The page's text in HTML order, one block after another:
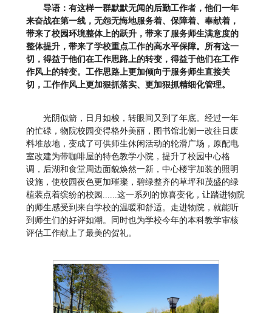
导语： 有这样一群默默无闻的后勤工作者，他们一年
来奋战在第一线，无怨无悔地服务着、保障着、奉献着，
带来了校园环境整体上的跃升，带来了服务师生满意度的
整体提升，带来了学校重点工作的高水平保障。所有这一
切，得益于他们在工作思路上的转变，得益于他们在工作
作风上的转变。工作思路上更加倾向于服务师生直接关
切，工作作风上更加狠抓落实、更加狠抓精细化管理。
光阴似箭，日月如梭，转眼间又到了年底。经过一年
的忙碌，物院校园变得格外美丽，图书馆北侧一改往日废
料堆放地，变成了可供师生休闲活动的轮滑广场，原配电
室改建为带咖啡屋的特色教学小院，提升了校园中心格
调，后湖和食堂周边面貌焕然一新，中心楼宇加装的照明
设施，使校园夜色更加璀璨，碧绿整齐的草坪和茂盛的绿
植装点着缤纷的校园......这一系列的惊喜变化，让踏进物院
的师生感受到来自学校的温暖和舒适。走进物院，就能听
到师生们的好评如潮。同时也为学校今年的本科教学审核
评估工作献上了最美的贺礼。